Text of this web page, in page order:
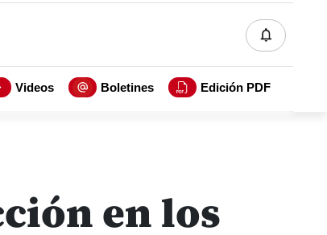
Videos Boletines Edición PDF
en los